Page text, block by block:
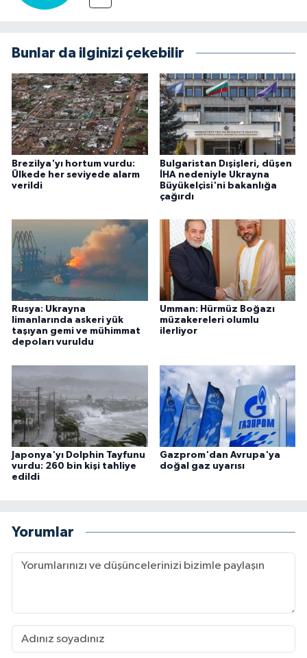
Bunlar da ilginizi çekebilir
Brezilya'yı hortum vurdu:
Ülkede her seviyede alarm
verildi
Bulgaristan Dışişleri, düşen
İHA nedeniyle Ukrayna
Büyükelçisi'ni bakanlığa
çağırdı
Rusya: Ukrayna
limanlarında askeri yük
taşıyan gemi ve mühimmat
depoları vuruldu
Umman: Hürmüz Boğazı
müzakereleri olumlu
ilerliyor
Japonya'yı Dolphin Tayfunu
vurdu: 260 bin kişi tahliye
edildi
Gazprom'dan Avrupa'ya
doğal gaz uyarısı
Yorumlar